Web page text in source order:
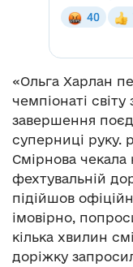
«Ольга Харлан
чемпіонаті світу
завершення
суперниці руку.
Смірнова чекала
фехтувальній
підійшов
імовірно,
кілька хвилин
доріжку